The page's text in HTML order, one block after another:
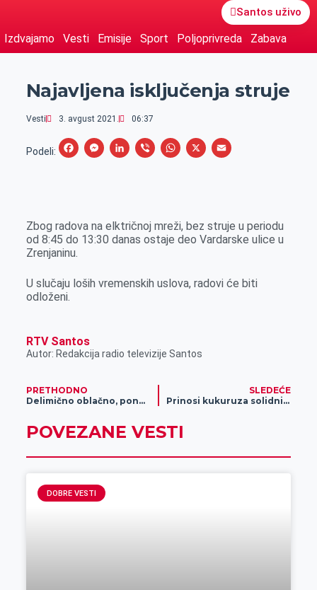
Santos uživo
Izdvajamo Vesti Emisije Sport Poljoprivreda Zabava
Najavljena isključenja struje
Vesti 3. avgust 2021. 06:37
Podeli:
F
b
k
M
e
n
e
L
e
d
n
V
r
W
s
A
p
X
E
l
Zbog radova na elktričnoj mreži, bez struje u periodu
od 8:45 do 13:30 danas ostaje deo Vardarske ulice u
Zrenjaninu.
U slučaju loših vremenskih uslova, radovi će biti
odloženi.
RTV Santos
Autor: Redakcija radio televizije Santos
PRETHODNO
Delimično oblačno, ponegde sa pljuskovima
SLEDEĆE
Prinosi kukuruza solidni i pored suše
POVEZANE VESTI
DOBRE VESTI